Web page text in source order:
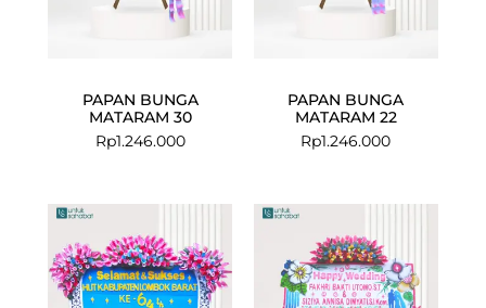
PAPAN BUNGA
MATARAM 30
Rp1.246.000
PAPAN BUNGA
MATARAM 22
Rp1.246.000